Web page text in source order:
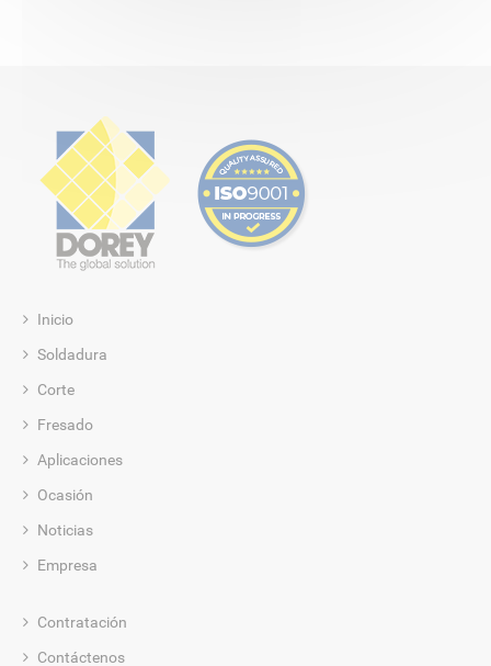
Inicio
Soldadura
Corte
Fresado
Aplicaciones
Ocasión
Noticias
Empresa
Contratación
Contáctenos